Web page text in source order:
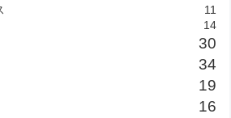
11
14
30
34
19
16